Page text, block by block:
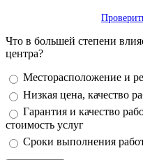
Что в большей степени
центра?
Варианты
Месторасположение и
Низкая цена, качество
Гарантия и качество
стоимость услуг
Сроки выполнения